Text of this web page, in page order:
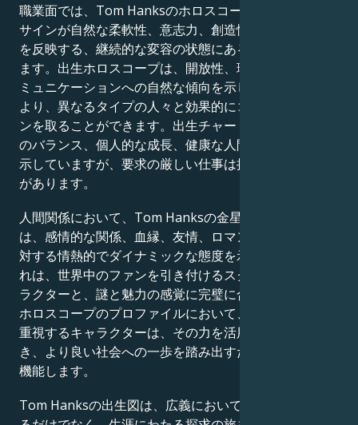
職業面では、Tom Hanksのホロスコープは、占星術の
サインが自然な柔軟性、意志力、創造性、そして忍耐力
を反映する、継続的な変容の状態にある人間を描いてい
ます。出生ホロスコープは、開放性、理解力、そしてコ
ミュニケーションへの自然な傾向を示しており、これに
より、異なるタイプの人々と効果的にコミュニケーショ
ンを取ることができます。出生チャートは、仕事とケア
のバランス、個人的な成長、健康な人間関係への献身を
示していますが、要求の厳しい仕事は挑戦となる可能性
があります。
人間関係において、Tom Hanksの金星と火星の出生図
は、感情的な関係、血縁、友情、ロマンチックな関係に
対する情熱的でダイナミックな態度を示しています。こ
れは、世界中のファンを引き付けるスクリーン上のキャ
ラクターと、謎と魅力の感覚に完璧に合致しています。
ホロスコープのプロファイルにおいて、深い人間関係を
重視するキャラクターは、その力を活用して他者を導
き、より良い社会への一歩を踏み出すための手段として
機能します。
Tom Hanksの出生図は、広義において、単に有名であ